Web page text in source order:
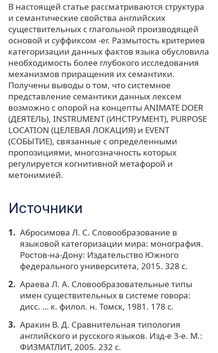
В настоящей статье рассматриваются структура
и семантические свойства английских
существительных с глагольной производящей
основой и суффиксом -er. Размытость критериев
категоризации данных фактов языка обусловила
необходимость более глубокого исследования
механизмов приращения их семантики.
Получены выводы о том, что системное
представление семантики данных лексем
возможно с опорой на концепты ANIMATE DOER
(ДЕЯТЕЛЬ), INSTRUMENT (ИНСТРУМЕНТ), PURPOSE
LOCATION (ЦЕЛЕВАЯ ЛОКАЦИЯ) и EVENT
(СОБЫТИЕ), связанные с определенными
пропозициями, многозначность которых
регулируется когнитивной метафорой и
метонимией.
Источники
Абросимова Л. С. Словообразование в
языковой категоризации мира: монография.
Ростов-на-Дону: Издательство Южного
федерального университета, 2015. 328 с.
Араева Л. А. Словообразовательные типы
имен существительных в системе говора:
дисс. … к. филол. н. Томск, 1981. 178 с.
Аракин В. Д. Сравнительная типология
английского и русского языков. Изд-е 3-е. М.:
ФИЗМАТЛИТ, 2005. 232 с.